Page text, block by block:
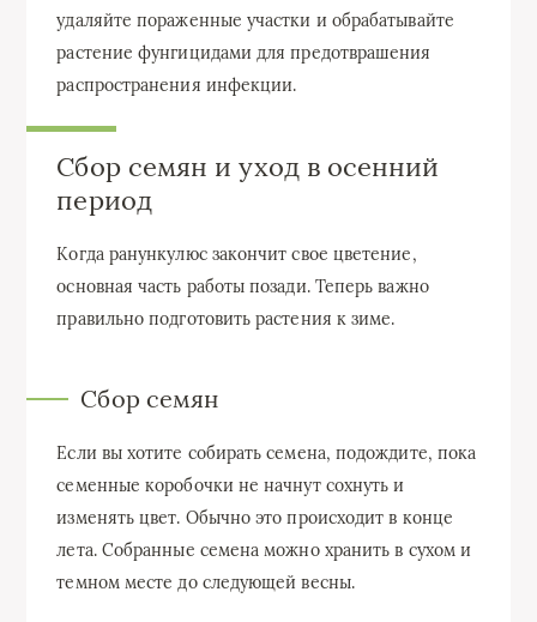
удаляйте пораженные участки и обрабатывайте
растение фунгицидами для предотврашения
распространения инфекции.
Сбор семян и уход в осенний
период
Когда ранункулюс закончит свое цветение,
основная часть работы позади. Теперь важно
правильно подготовить растения к зиме.
Сбор семян
Если вы хотите собирать семена, подождите, пока
семенные коробочки не начнут сохнуть и
изменять цвет. Обычно это происходит в конце
лета. Собранные семена можно хранить в сухом и
темном месте до следующей весны.